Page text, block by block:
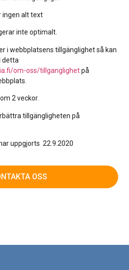
ingen alt text
inte optimalt.
i webbplatsens tillgänglighet så kan
detta
om-oss/tillganglighetpå
2 veckor.
tillgängligheten på
uppgjorts 22.9.2020
OSS